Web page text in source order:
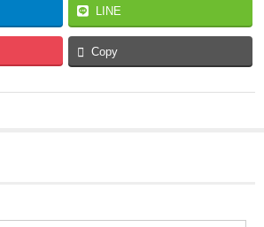
LINE
Copy